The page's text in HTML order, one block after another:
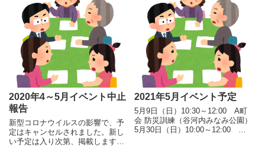
2020年4～5月イベント中止
報告
新型コロナウイルスの影響で、予
定はキャンセルされました。新し
い予定は入り次第、掲載します。
2021年5月イベント予定
5月9日（日）10:30～12:00 A町
会 防災訓練（谷河内みなみ公園）
5月30日（日）10:00～12:00 定